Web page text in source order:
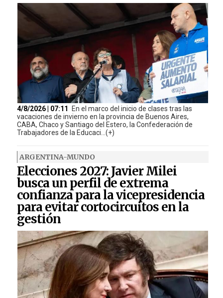
4/8/2026 | 07:11
En el marco del inicio de clases tras las
vacaciones de invierno en la provincia de Buenos Aires,
CABA, Chaco y Santiago del Estero, la Confederación de
Trabajadores de la Educaci...(+)
ARGENTINA-MUNDO
Elecciones 2027: Javier Milei
busca un perfil de extrema
confianza para la vicepresidencia
para evitar cortocircuitos en la
gestión